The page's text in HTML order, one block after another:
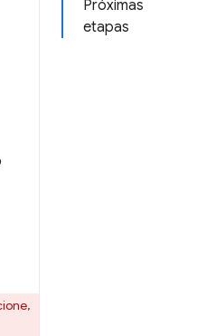
Próximas
etapas